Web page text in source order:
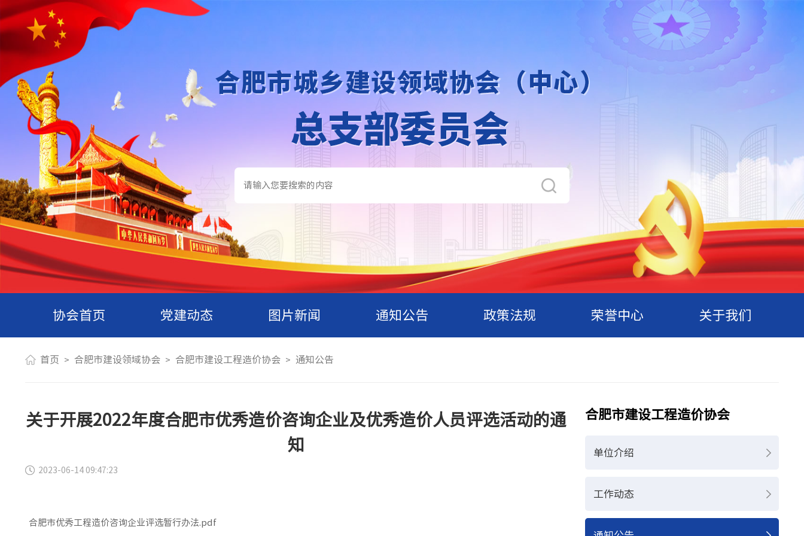
协会首页 党建动态 图片新闻 通知公告 政策法规 荣誉中心 关于我们
首页 > 合肥市建设领域协会 > 合肥市建设工程造价协会 > 通知公告
关于开展2022年度合肥市优秀造价咨询企业及优秀造价人员评选活动的通
知
2023-06-14 09:47:23
合肥市优秀工程造价咨询企业评选暂行办法.pdf
合肥市建设工程造价协会
单位介绍
工作动态